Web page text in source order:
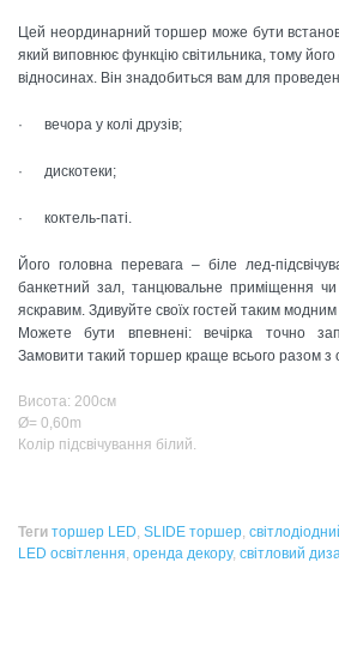
Цей неординарний торшер може бути
який виповнює функцію світильника, тому його
відносинах. Він знадобиться вам для
· вечора у колі друзів;
· дискотеки;
· коктель-паті.
Його головна перевага – біле лед-
банкетний зал, танцювальне приміщення
яскравим. Здивуйте своїх гостей таким
Можете бути впевнені: вечірка точно
Замовити такий торшер краще всього разом з
Висота: 200см
Ø= 0,60m
Колір підсвічування білий.
Теги торшер LED, SLIDE торшер,
LED освітлення, оренда декору, світловий